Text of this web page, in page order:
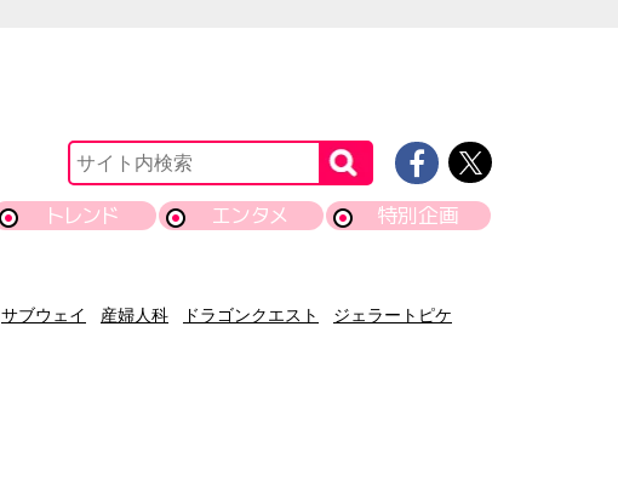
トレンド エンタメ 特別企画
サブウェイ 産婦人科 ドラゴンクエスト
ジェラートピケ